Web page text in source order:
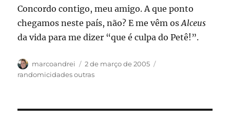
Concordo contigo, meu amigo. A que ponto
chegamos neste país, não? E me vêm osAlceus
da vida para me dizer “que é culpa do Petê!”.
Autor
marcoandrei
Publicado
em
2 de março de 2005
randomicidades outras